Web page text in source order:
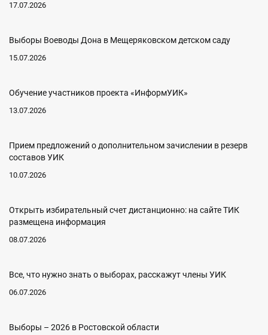
17.07.2026
Выборы Воеводы Дона в Мещеряковском детском саду
15.07.2026
Обучение участников проекта «ИнформУИК»
13.07.2026
Прием предложений о дополнительном зачислении в резерв
составов УИК
10.07.2026
Открыть избирательный счет дистанционно: на сайте ТИК
размещена информация
08.07.2026
Все, что нужно знать о выборах, расскажут члены УИК
06.07.2026
Выборы – 2026 в Ростовской области